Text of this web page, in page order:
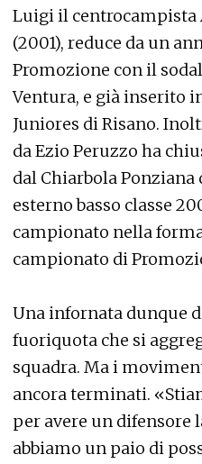
Luigi il centrocampista
(2001), reduce da un
Promozione con il
Ventura, e già inserito
Juniores di Risano.
da Ezio Peruzzo ha
dal Chiarbola
esterno basso classe
campionato nella
campionato di
Una infornata dunque
fuoriquota che si
squadra. Ma i
ancora terminati.
per avere un difensore
abbiamo un paio di